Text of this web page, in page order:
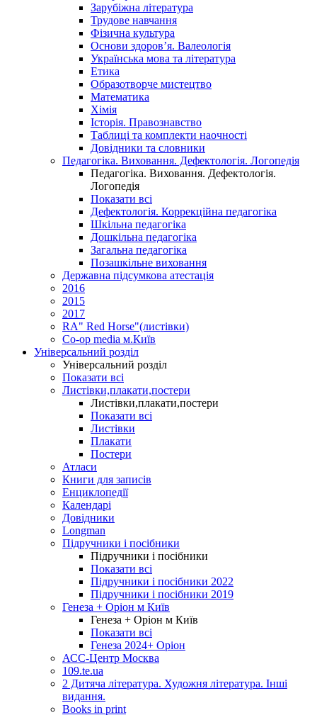
Зарубіжна література
Трудове навчання
Фізична культура
Основи здоров’я. Валеологія
Українська мова та література
Етика
Образотворче мистецтво
Математика
Хімія
Історія. Правознавство
Таблиці та комплекти наочності
Довідники та словники
Педагогіка. Виховання. Дефектологія. Логопедія
Педагогіка. Виховання. Дефектологія.
Логопедія
Показати всі
Дефектологія. Коррекційна педагогіка
Шкільна педагогіка
Дошкільна педагогіка
Загальна педагогіка
Позашкільне виховання
Державна підсумкова атестація
2016
2015
2017
RA" Red Horse"(листівки)
Co-op media м.Київ
Універсальний розділ
Універсальний розділ
Показати всі
Листівки,плакати,постери
Листівки,плакати,постери
Показати всі
Листівки
Плакати
Постери
Атласи
Книги для записів
Енциклопедії
Календарі
Довідники
Longman
Підручники і посібники
Підручники і посібники
Показати всі
Підручники і посібники 2022
Підручники і посібники 2019
Генеза + Оріон м Київ
Генеза + Оріон м Київ
Показати всі
Генеза 2024+ Оріон
АСС-Центр Москва
109.te.ua
2 Дитяча література. Художня література. Інші
видання.
Books in print